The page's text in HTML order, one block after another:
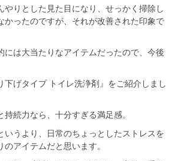
やりとした見た目になり、せっかく掃除し
かったのですが、それが改善された印象で
には大当たりなアイテムだったので、今後
下げタイプ トイレ洗浄剤』をご紹介しまし
続力なら、十分すぎる満足感。
いうより、日常のちょっとしたストレスを
アイテムだと思います。